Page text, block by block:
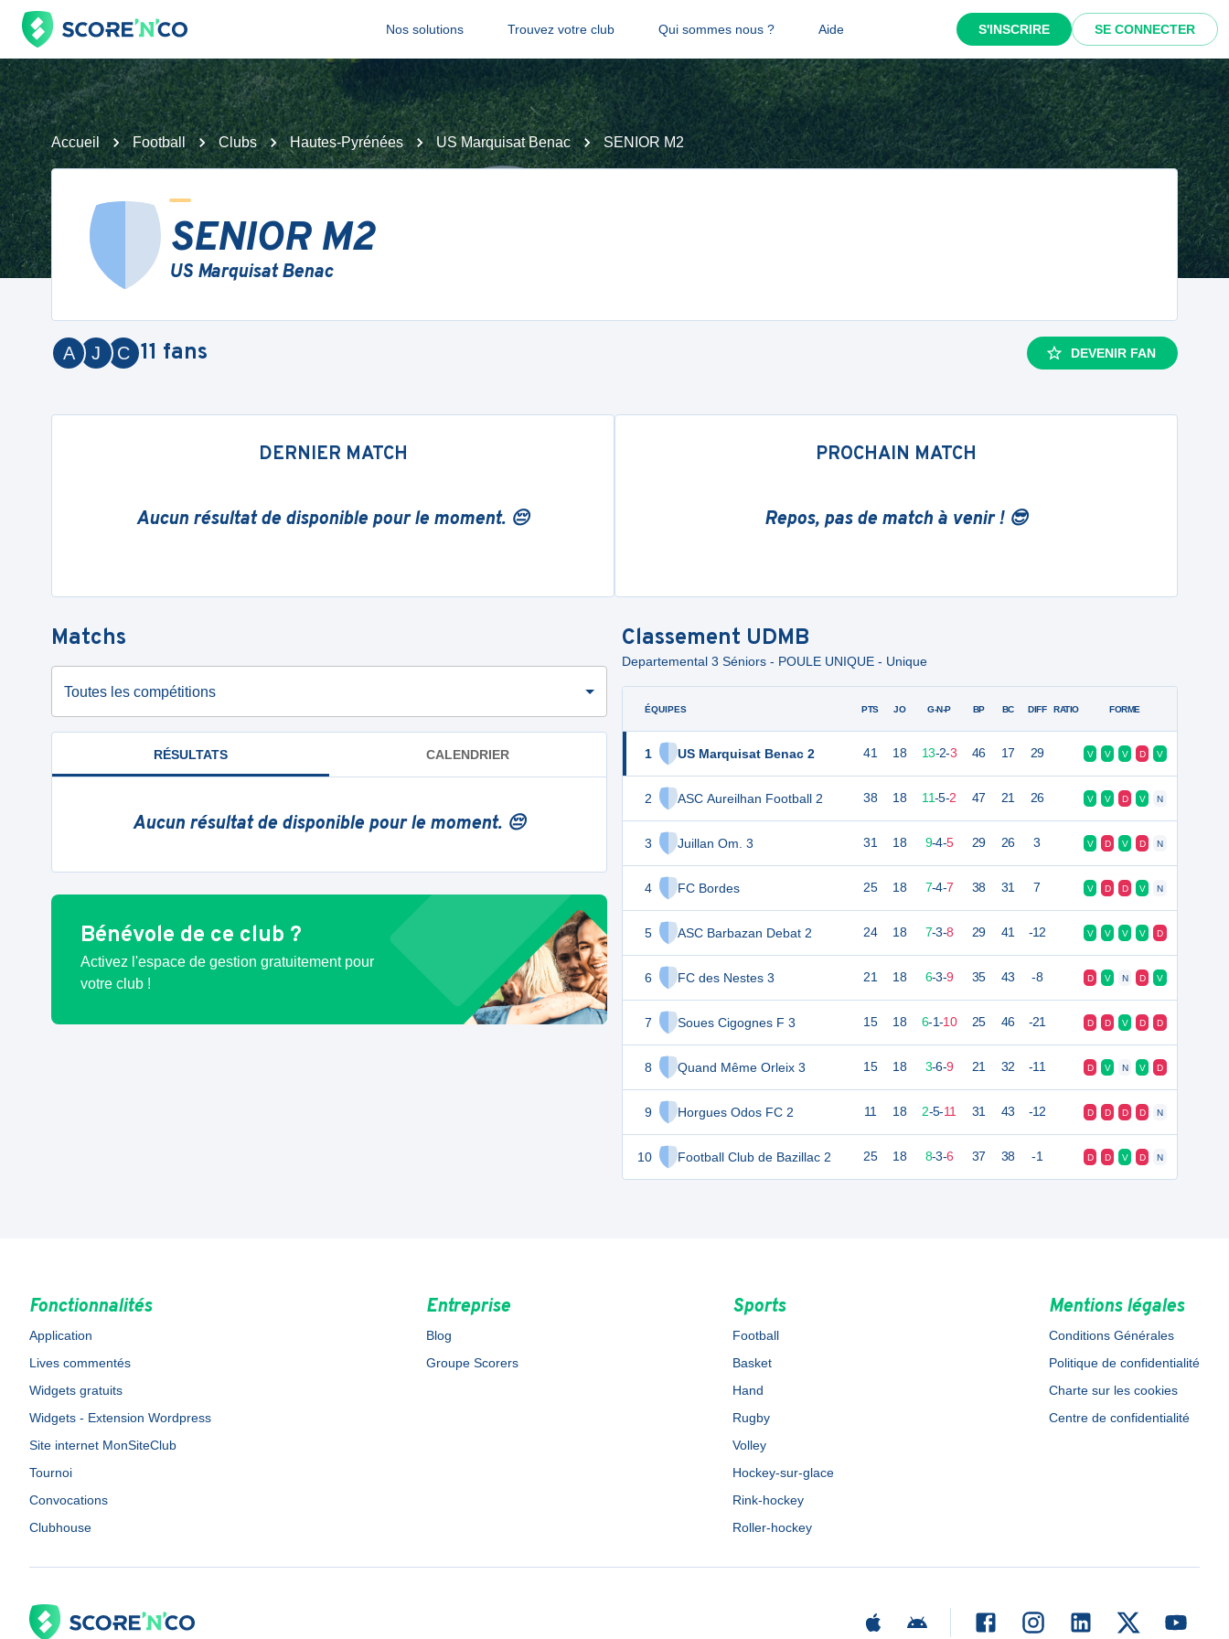
Nos solutions Trouvez votre club Qui sommes nous ? Aide S'INSCRIRE SE CONNECTER
Accueil Football Clubs Hautes-Pyrénées US Marquisat Benac SENIOR M2
SENIOR M2
US Marquisat Benac
C
J
A 11 fans DEVENIR FAN
DERNIER MATCH
Aucun résultat de disponible pour le moment. 😔
PROCHAIN MATCH
Repos, pas de match à venir ! 😎
Matchs
Toutes les compétitions
RÉSULTATS CALENDRIER
Aucun résultat de disponible pour le moment. 😔
Bénévole de ce club ?
Activez l'espace de gestion gratuitement pour
votre club !
Classement UDMB
Departemental 3 Séniors - POULE UNIQUE - Unique
ÉQUIPES
1 US Marquisat Benac 2
2 ASC Aureilhan Football 2
3 Juillan Om. 3
4 FC Bordes
5 ASC Barbazan Debat 2
6 FC des Nestes 3
7 Soues Cigognes F 3
8 Quand Même Orleix 3
9 Horgues Odos FC 2
10 Football Club de Bazillac 2
PTS JO G-N-P BP BC DIFF RATIO FORME
41 18 13-2-3 46 17 29 V V V D V
38 18 11-5-2 47 21 26 V V D V N
31 18 9-4-5 29 26 3 V D V D N
25 18 7-4-7 38 31 7 V D D V N
24 18 7-3-8 29 41 -12 V V V V D
21 18 6-3-9 35 43 -8 D V N D V
15 18 6-1-10 25 46 -21 D D V D D
15 18 3-6-9 21 32 -11 D V N V D
11 18 2-5-11 31 43 -12 D D D D N
25 18 8-3-6 37 38 -1 D D V D N
Fonctionnalités
Application
Lives commentés
Widgets gratuits
Widgets - Extension Wordpress
Site internet MonSiteClub
Tournoi
Convocations
Clubhouse
Entreprise
Blog
Groupe Scorers
Sports
Football
Basket
Hand
Rugby
Volley
Hockey-sur-glace
Rink-hockey
Roller-hockey
Mentions légales
Conditions Générales
Politique de confidentialité
Charte sur les cookies
Centre de confidentialité